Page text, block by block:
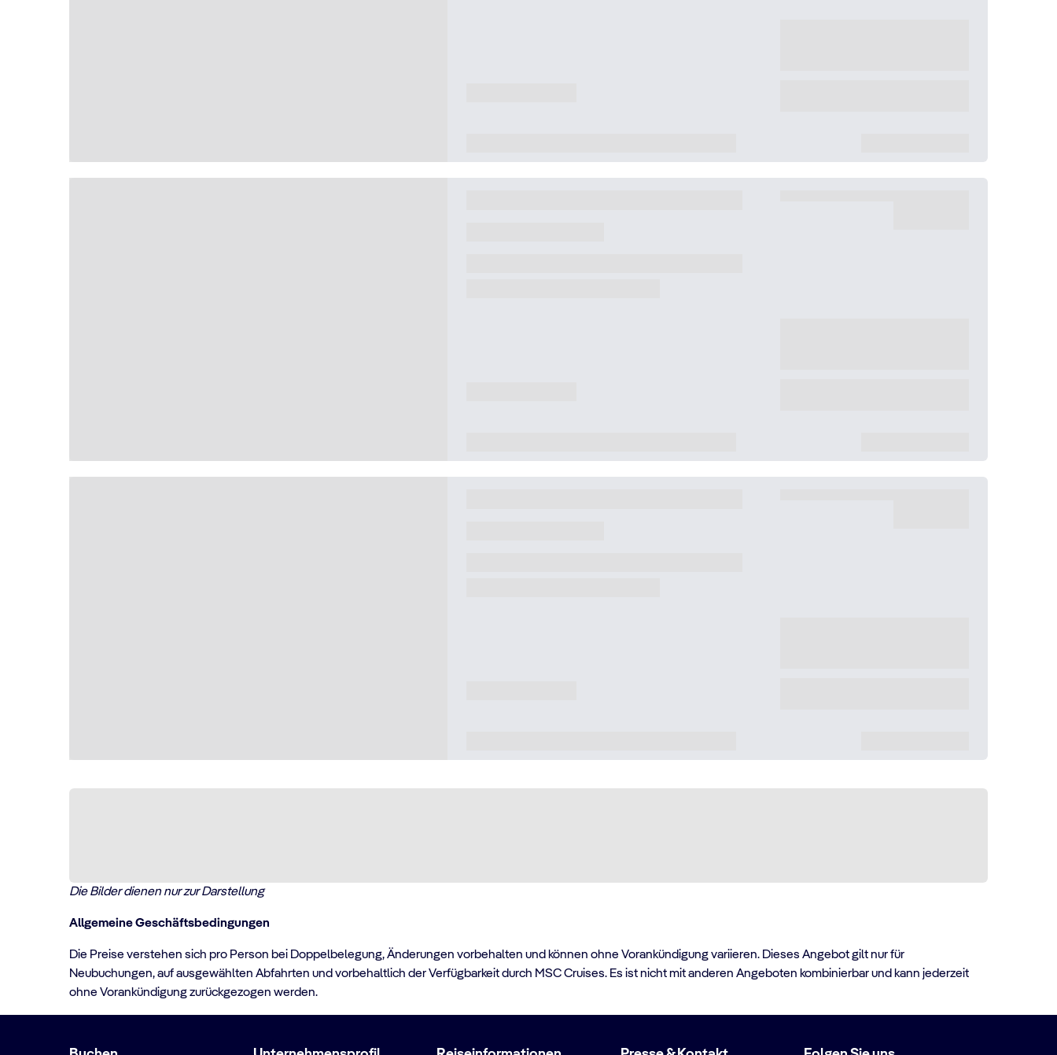
Die Bilder dienen nur zur Darstellung
Allgemeine Geschäftsbedingungen
Die Preise verstehen sich pro Person bei Doppelbelegung, Änderungen vorbehalten und können ohne Vorankündigung variieren. Dieses Angebot gilt nur für
Neubuchungen, auf ausgewählten Abfahrten und vorbehaltlich der Verfügbarkeit durch MSC Cruises. Es ist nicht mit anderen Angeboten kombinierbar und kann jederzeit
ohne Vorankündigung zurückgezogen werden.